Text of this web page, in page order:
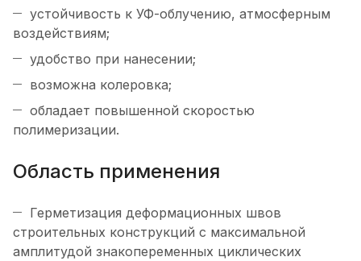
устойчивость к УФ-облучению, атмосферным
воздействиям;
удобство при нанесении;
возможна колеровка;
обладает повышенной скоростью
полимеризации.
Область применения
Герметизация деформационных швов
строительных конструкций с максимальной
амплитудой знакопеременных циклических